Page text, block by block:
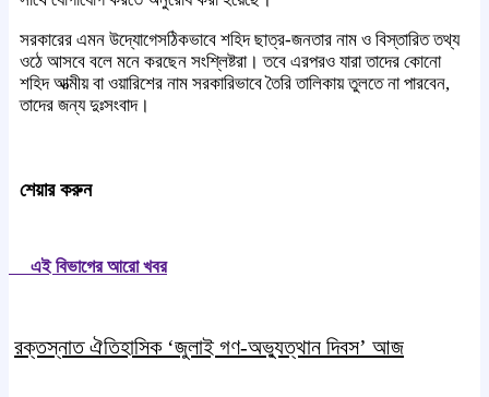
সরকারের এমন উদ্যোগেসঠিকভাবে শহিদ ছাত্র-জনতার নাম ও বিস্তারিত তথ্য
ওঠে আসবে বলে মনে করছেন সংশ্লিষ্টরা। তবে এরপরও যারা তাদের কোনো
শহিদ আত্মীয় বা ওয়ারিশের নাম সরকারিভাবে তৈরি তালিকায় তুলতে না পারবেন,
তাদের জন্য দুঃসংবাদ।
শেয়ার করুন
এই বিভাগের আরো খবর
রক্তস্নাত ঐতিহাসিক ‌‘জুলাই গণ-অভ্যুত্থান দিবস’ আজ